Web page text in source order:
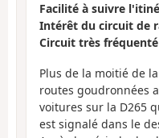
Facilité à suivre
Intérêt du circuit de
Circuit très fréquenté
Plus de la moitié de
routes goudronnées
voitures sur la D265
est signalé dans le